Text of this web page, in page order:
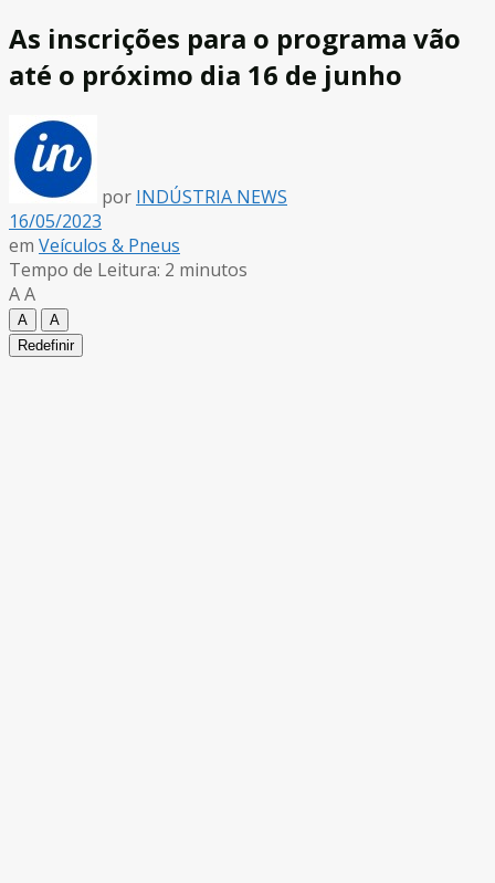
As inscrições para o programa vão
até o próximo dia 16 de junho
por INDÚSTRIA NEWS
16/05/2023
em Veículos & Pneus
Tempo de Leitura: 2 minutos
AA
A
A
Redefinir